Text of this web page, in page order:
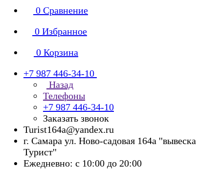
0 Сравнение
0 Избранное
0 Корзина
+7 987 446-34-10
Назад
Телефоны
+7 987 446-34-10
Заказать звонок
Turist164a@yandex.ru
г. Cамара ул. Ново-садовая 164а ''вывеска
Турист''
Ежедневно: с 10:00 до 20:00